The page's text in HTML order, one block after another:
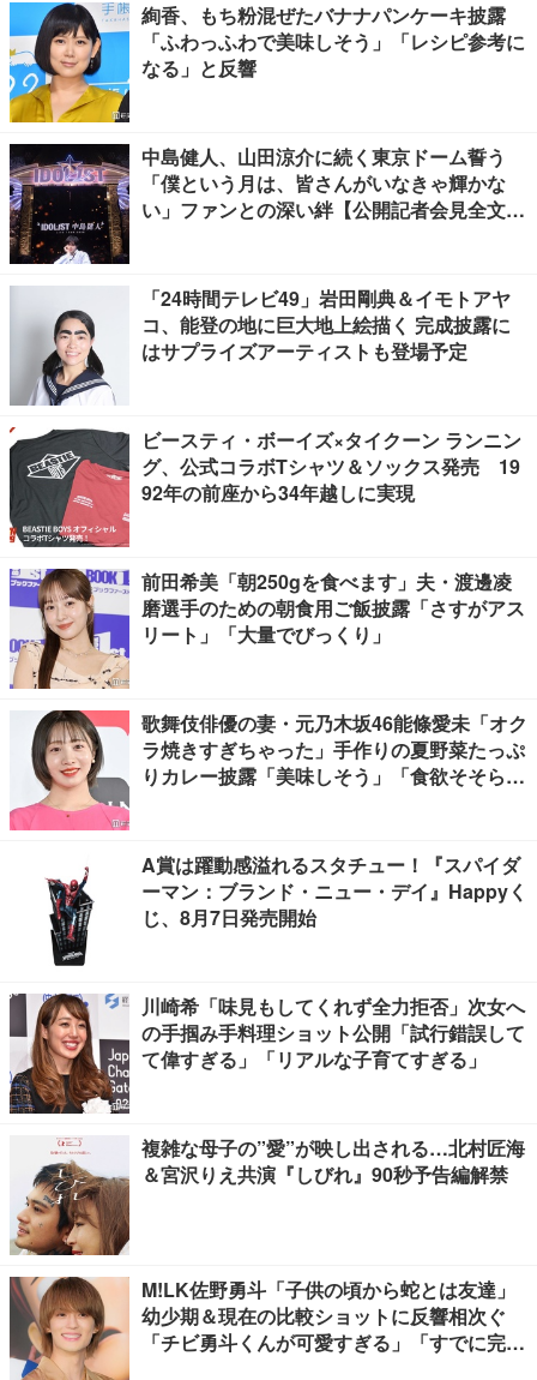
絢香、もち粉混ぜたバナナパンケーキ披露
「ふわっふわで美味しそう」「レシピ参考に
なる」と反響
中島健人、山田涼介に続く東京ドーム誓う
「僕という月は、皆さんがいなきゃ輝かな
い」ファンとの深い絆【公開記者会見全文
「24時間テレビ49」岩田剛典＆イモトアヤ
コ、能登の地に巨大地上絵描く 完成披露に
はサプライズアーティストも登場予定
ビースティ・ボーイズ×タイクーン ランニン
グ、公式コラボTシャツ＆ソックス発売 19
92年の前座から34年越しに実現
前田希美「朝250gを食べます」夫・渡邊凌
磨選手のための朝食用ご飯披露「さすがアス
リート」「大量でびっくり」
歌舞伎俳優の妻・元乃木坂46能條愛未「オク
ラ焼きすぎちゃった」手作りの夏野菜たっぷ
りカレー披露「美味しそう」「食欲そそられ
A賞は躍動感溢れるスタチュー！『スパイダ
ーマン：ブランド・ニュー・デイ』Happyく
じ、8月7日発売開始
川崎希「味見もしてくれず全力拒否」次女へ
の手掴み手料理ショット公開「試行錯誤して
て偉すぎる」「リアルな子育てすぎる」
複雑な母子の”愛”が映し出される…北村匠海
＆宮沢りえ共演『しびれ』90秒予告編解禁
M!LK佐野勇斗「子供の頃から蛇とは友達」
幼少期＆現在の比較ショットに反響相次ぐ
「チビ勇斗くんが可愛すぎる」「すでに完成